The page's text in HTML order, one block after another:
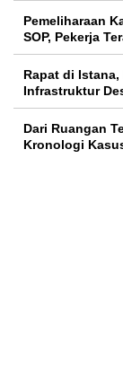
Pemeliharaan
SOP, Pekerja
Rapat di
Infrastruktur
Dari Ruangan
Kronologi